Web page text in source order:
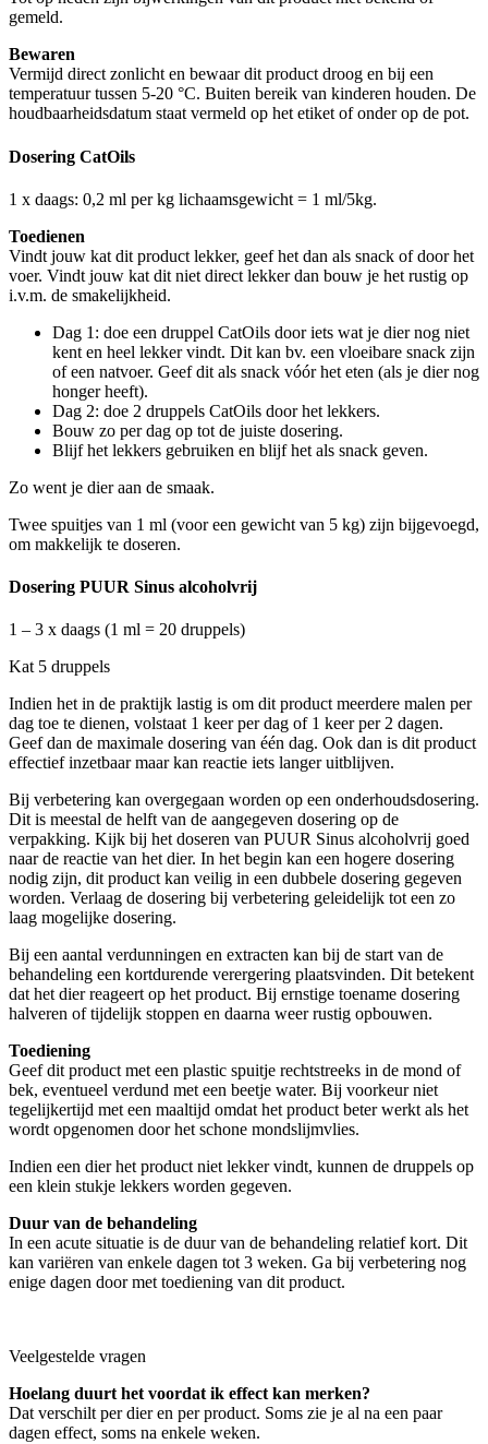
gemeld.
Bewaren
Vermijd direct zonlicht en bewaar dit product droog en bij een
temperatuur tussen 5-20 °C. Buiten bereik van kinderen houden. De
houdbaarheidsdatum staat vermeld op het etiket of onder op de pot.
Dosering CatOils
1 x daags: 0,2 ml per kg lichaamsgewicht = 1 ml/5kg.
Toedienen
Vindt jouw kat dit product lekker, geef het dan als snack of door het
voer. Vindt jouw kat dit niet direct lekker dan bouw je het rustig op
i.v.m. de smakelijkheid.
Dag 1: doe een druppel CatOils door iets wat je dier nog niet
kent en heel lekker vindt. Dit kan bv. een vloeibare snack zijn
of een natvoer. Geef dit als snack vóór het eten (als je dier nog
honger heeft).
Dag 2: doe 2 druppels CatOils door het lekkers.
Bouw zo per dag op tot de juiste dosering.
Blijf het lekkers gebruiken en blijf het als snack geven.
Zo went je dier aan de smaak.
Twee spuitjes van 1 ml (voor een gewicht van 5 kg) zijn bijgevoegd,
om makkelijk te doseren.
Dosering PUUR Sinus alcoholvrij
1 – 3 x daags (1 ml = 20 druppels)
Kat 5 druppels
Indien het in de praktijk lastig is om dit product meerdere malen per
dag toe te dienen, volstaat 1 keer per dag of 1 keer per 2 dagen.
Geef dan de maximale dosering van één dag. Ook dan is dit product
effectief inzetbaar maar kan reactie iets langer uitblijven.
Bij verbetering kan overgegaan worden op een onderhoudsdosering.
Dit is meestal de helft van de aangegeven dosering op de
verpakking. Kijk bij het doseren van PUUR Sinus alcoholvrij goed
naar de reactie van het dier. In het begin kan een hogere dosering
nodig zijn, dit product kan veilig in een dubbele dosering gegeven
worden. Verlaag de dosering bij verbetering geleidelijk tot een zo
laag mogelijke dosering.
Bij een aantal verdunningen en extracten kan bij de start van de
behandeling een kortdurende verergering plaatsvinden. Dit betekent
dat het dier reageert op het product. Bij ernstige toename dosering
halveren of tijdelijk stoppen en daarna weer rustig opbouwen.
Toediening
Geef dit product met een plastic spuitje rechtstreeks in de mond of
bek, eventueel verdund met een beetje water. Bij voorkeur niet
tegelijkertijd met een maaltijd omdat het product beter werkt als het
wordt opgenomen door het schone mondslijmvlies.
Indien een dier het product niet lekker vindt, kunnen de druppels op
een klein stukje lekkers worden gegeven.
Duur van de behandeling
In een acute situatie is de duur van de behandeling relatief kort. Dit
kan variëren van enkele dagen tot 3 weken. Ga bij verbetering nog
enige dagen door met toediening van dit product.
Veelgestelde vragen
Hoelang duurt het voordat ik effect kan merken?
Dat verschilt per dier en per product. Soms zie je al na een paar
dagen effect, soms na enkele weken.